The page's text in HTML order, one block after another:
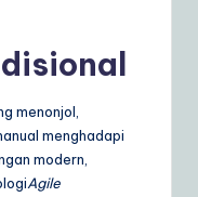
menonjol,
menghadapi
modern,
Agile